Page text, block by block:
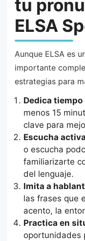
tu
ELSA
Aunque ELSA es
importante
estrategias para
Dedica
menos 15
clave para
Escucha
o escucha
familiarizarte
del lenguaje.
Imita a
las frases que
acento, la
Practica en
oportunidades